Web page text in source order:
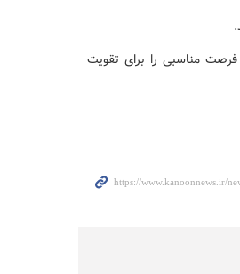
فرصت مناسبی را برای تقویت